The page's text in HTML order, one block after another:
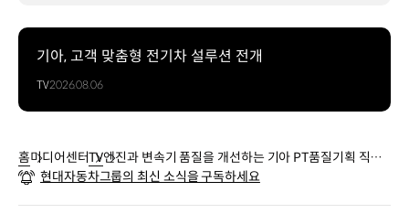
기아, 고객 맞춤형 전기차 설루션 전개
TV2026.08.06
홈미디어센터TV엔진과 변속기 품질을 개선하는 기아 PT품질기획 직무 |
TEAM HMG
현대자동차그룹의 최신 소식을 구독하세요